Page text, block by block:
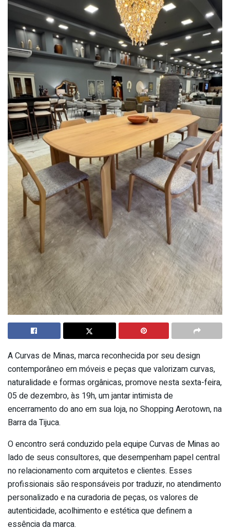
A Curvas de Minas, marca reconhecida por seu design
contemporâneo em móveis e peças que valorizam curvas,
naturalidade e formas orgânicas, promove nesta sexta-feira,
05 de dezembro, às 19h, um jantar intimista de
encerramento do ano em sua loja, no Shopping Aerotown, na
Barra da Tijuca.
O encontro será conduzido pela equipe Curvas de Minas ao
lado de seus consultores, que desempenham papel central
no relacionamento com arquitetos e clientes. Esses
profissionais são responsáveis por traduzir, no atendimento
personalizado e na curadoria de peças, os valores de
autenticidade, acolhimento e estética que definem a
essência da marca.